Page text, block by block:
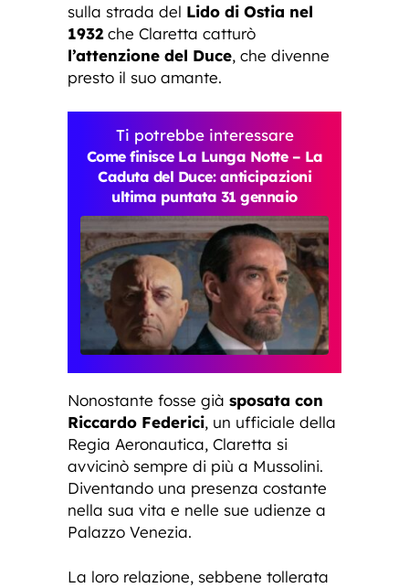
sulla strada del Lido di Ostia nel
1932che Claretta catturò
l’attenzione del Duce, che divenne
presto il suo amante.
Ti potrebbe interessare
Come finisce La Lunga Notte – La
Caduta del Duce: anticipazioni
ultima puntata 31 gennaio
Nonostante fosse già sposata con
Riccardo Federici, un ufficiale della
Regia Aeronautica, Claretta si
avvicinò sempre di più a Mussolini.
Diventando una presenza costante
nella sua vita e nelle sue udienze a
Palazzo Venezia.
La loro relazione, sebbene tollerata